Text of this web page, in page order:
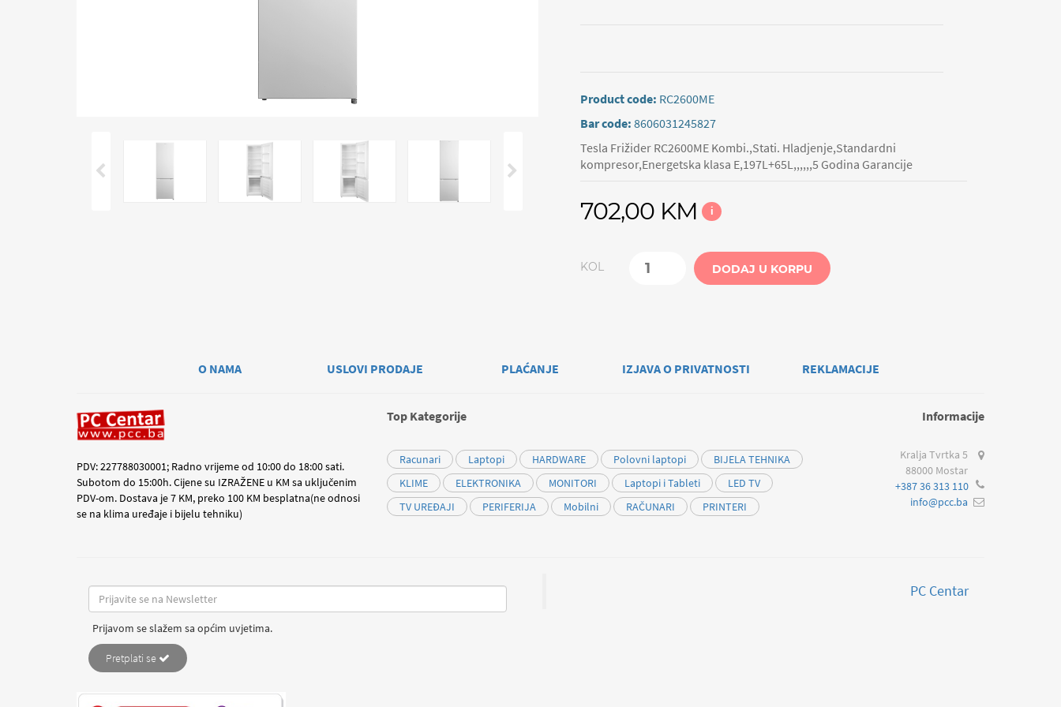
Product code: RC2600ME
Bar code:8606031245827
Tesla Frižider RC2600ME Kombi.,Stati. Hladjenje,Standardni
kompresor,Energetska klasa E,197L+65L,,,,,,5 Godina Garancije
702,00 KM i
KOL DODAJ U KORPU
O NAMA USLOVI PRODAJE PLAĆANJE IZJAVA O PRIVATNOSTI REKLAMACIJE
PDV: 227788030001; Radno vrijeme od 10:00 do 18:00 sati.
Subotom do 15:00h. Cijene su IZRAŽENE u KM sa uključenim
PDV-om. Dostava je 7 KM, preko 100 KM besplatna(ne odnosi
se na klima uređaje i bijelu tehniku)
Top Kategorije
Racunari Laptopi HARDWARE Polovni laptopi
BIJELA TEHNIKA
KLIME
ELEKTRONIKA MONITORI Laptopi i Tableti
LED TV
TV UREĐAJI
PERIFERIJA Mobilni RAČUNARI PRINTERI
Informacije
Kralja Tvrtka 5
88000 Mostar
+387 36 313 110
info@pcc.ba
Prijavom se slažem sa općim uvjetima.
Pretplati se
PC Centar